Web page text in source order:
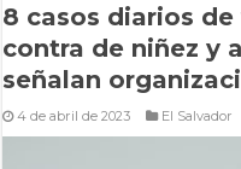
8 casos diarios
contra de niñez y
señalan
4 de abril de 2023 El Salvador